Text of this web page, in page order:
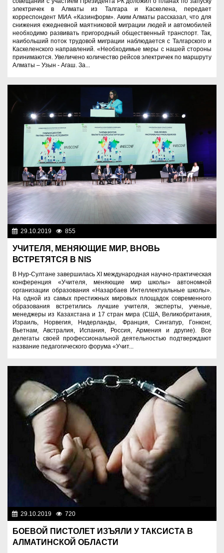
электричек в Алматы из Талгара и Каскелена, передает
корреспондент МИА «Казинформ». Аким Алматы рассказал, что для
снижения ежедневной маятниковой миграции людей и автомобилей
необходимо развивать пригородный общественный транспорт. Так,
наибольший поток трудовой миграции наблюдается с Талгарского и
Каскеленского направлений. «Необходимые меры с нашей стороны
принимаются. Увеличено количество рейсов электричек по маршруту
Алматы – Узын - Агаш. За...
29.10.2019 855
УЧИТЕЛЯ, МЕНЯЮЩИЕ МИР, ВНОВЬ
ВСТРЕТЯТСЯ В NIS
В Нур-Султане завершилась XI международная научно-практическая
конференция «Учителя, меняющие мир школы» автономной
организации образования «Назарбаев Интеллектуальные школы».
На одной из самых престижных мировых площадок современного
образования встретились лучшие учителя, эксперты, ученые,
менеджеры из Казахстана и 17 стран мира (США, Великобритания,
Израиль, Норвегия, Нидерланды, Франция, Сингапур, Гонконг,
Вьетнам, Австралия, Испания, Россия, Армения и другие). Все
делегаты своей профессиональной деятельностью подтверждают
название педагогического форума «Учит...
29.10.2019 720
БОЕВОЙ ПИСТОЛЕТ ИЗЪЯЛИ У ТАКСИСТА В
АЛМАТИНСКОЙ ОБЛАСТИ